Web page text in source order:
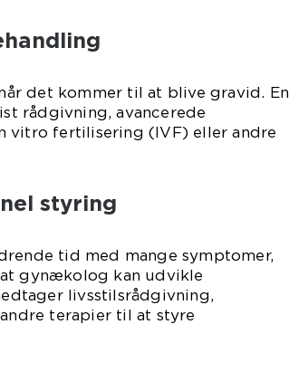
det kommer til at blive gravid. En
rådgivning, avancerede
vitro fertilisering (IVF) eller andre
styring
tid med mange symptomer,
gynækolog kan udvikle
livsstilsrådgivning,
terapier til at styre